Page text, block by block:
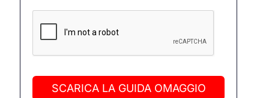
SCARICA LA GUIDA OMAGGIO